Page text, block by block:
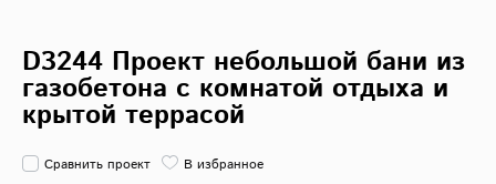
D3244 Проект небольшой бани из
газобетона с комнатой отдыха и
крытой террасой
Сравнить проект
В избранное